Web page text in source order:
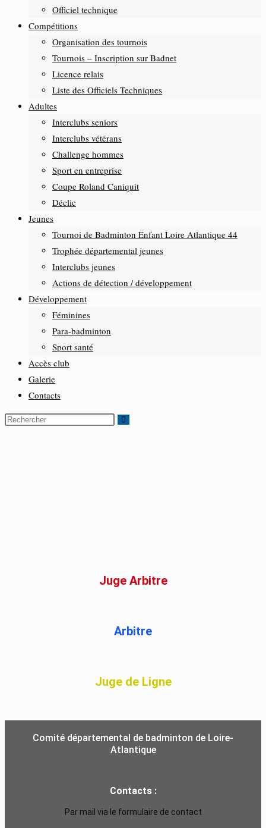
Officiel technique
Compétitions
Organisation des tournois
Tournois – Inscription sur Badnet
Licence relais
Liste des Officiels Techniques
Adultes
Interclubs seniors
Interclubs vétérans
Challenge hommes
Sport en entreprise
Coupe Roland Caniquit
Déclic
Jeunes
Tournoi de Badminton Enfant Loire Atlantique 44
Trophée départemental jeunes
Interclubs jeunes
Actions de détection / développement
Développement
Féminines
Para-badminton
Sport santé
Accès club
Galerie
Contacts
Juge Arbitre
Arbitre
Juge de Ligne
Comité départemental de badminton de Loire-
Atlantique
Contacts :
Par mail via le formulaire de contact